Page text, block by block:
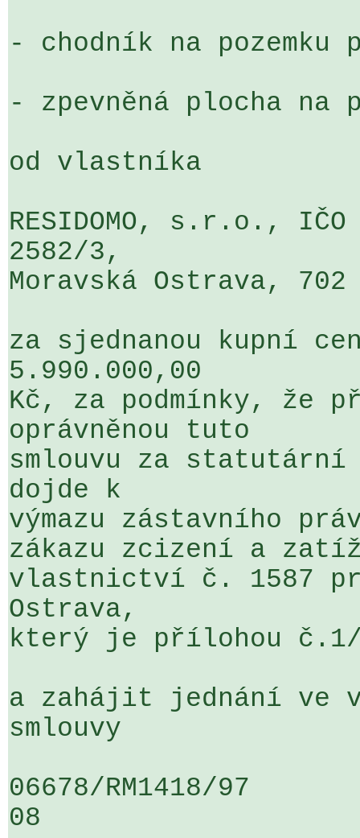
- chodník na
- zpevněná plocha na
od vlastníka
RESIDOMO, s.r.o.,
2582/3,
Moravská Ostrava,
za sjednanou kupní
5.990.000,00
Kč, za podmínky, že
oprávněnou tuto
smlouvu za statutární
dojde k
výmazu zástavního
zákazu zcizení a
vlastnictví č. 1587
Ostrava,
který je přílohou č.1/
a zahájit jednání ve
smlouvy
06678/RM1418/
08